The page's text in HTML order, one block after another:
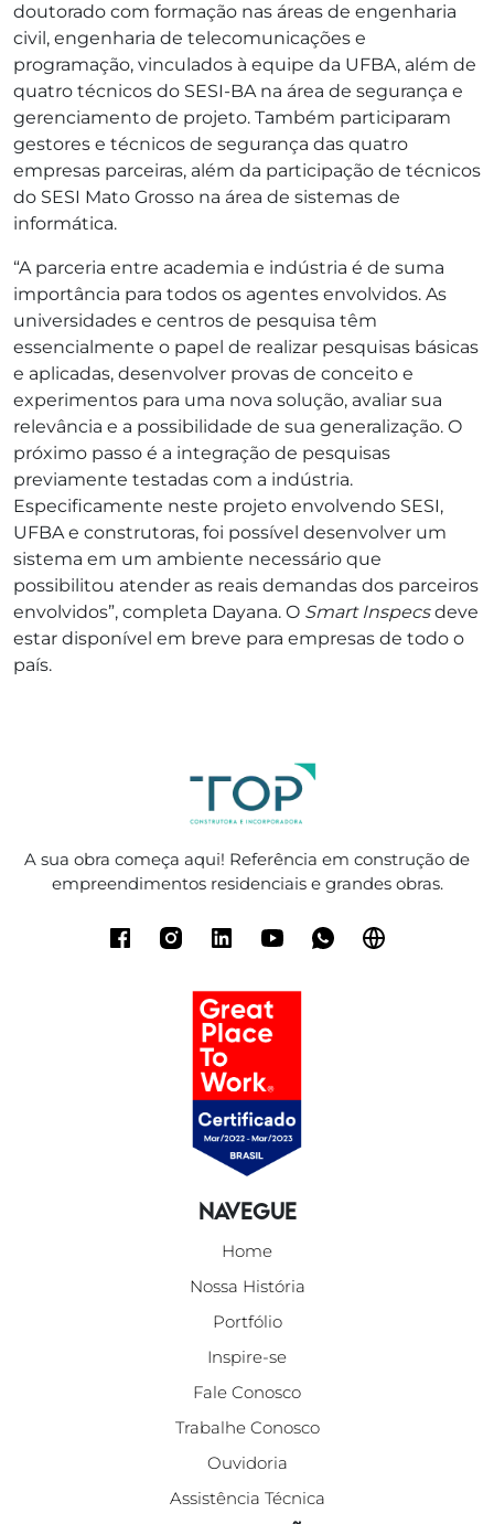
doutorado com formação nas áreas de engenharia
civil, engenharia de telecomunicações e
programação, vinculados à equipe da UFBA, além de
quatro técnicos do SESI-BA na área de segurança e
gerenciamento de projeto. Também participaram
gestores e técnicos de segurança das quatro
empresas parceiras, além da participação de técnicos
do SESI Mato Grosso na área de sistemas de
informática.
“A parceria entre academia e indústria é de suma
importância para todos os agentes envolvidos. As
universidades e centros de pesquisa têm
essencialmente o papel de realizar pesquisas básicas
e aplicadas, desenvolver provas de conceito e
experimentos para uma nova solução, avaliar sua
relevância e a possibilidade de sua generalização. O
próximo passo é a integração de pesquisas
previamente testadas com a indústria.
Especificamente neste projeto envolvendo SESI,
UFBA e construtoras, foi possível desenvolver um
sistema em um ambiente necessário que
possibilitou atender as reais demandas dos parceiros
envolvidos”, completa Dayana. O Smart Inspecsdeve
estar disponível em breve para empresas de todo o
país.
A sua obra começa aqui! Referência em construção de
empreendimentos residenciais e grandes obras.
Navegue
Home
Nossa História
Portfólio
Inspire-se
Fale Conosco
Trabalhe Conosco
Ouvidoria
Assistência Técnica